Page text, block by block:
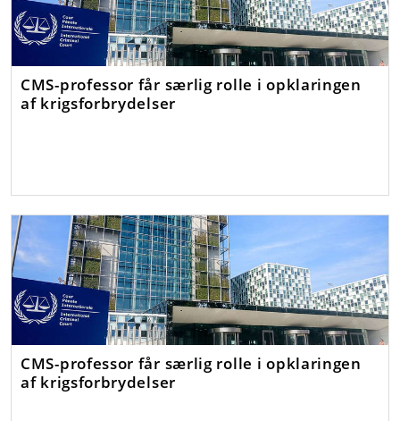
CMS-professor får særlig rolle i opklaringen
af krigsforbrydelser
CMS-professor får særlig rolle i opklaringen
af krigsforbrydelser